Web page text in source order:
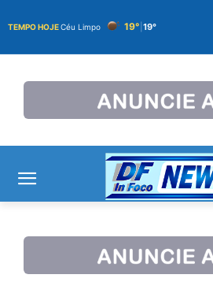
TEMPO HOJECéu Limpo 19° 19°